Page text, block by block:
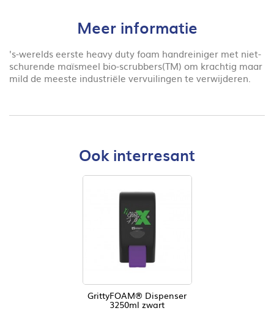
Meer informatie
's-werelds eerste heavy duty foam handreiniger met niet-
schurende maïsmeel bio-scrubbers(TM) om krachtig maar
mild de meeste industriële vervuilingen te verwijderen.
Ook interresant
GrittyFOAM® Dispenser
3250ml zwart